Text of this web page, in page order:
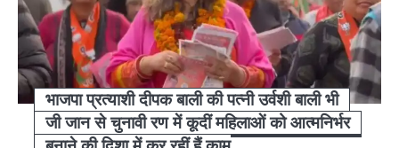
भाजपा प्रत्याशी दीपक बाली की पत्नी उर्वशी बाली भी
जी जान से चुनावी रण में कूदीं महिलाओं को आत्मनिर्भर